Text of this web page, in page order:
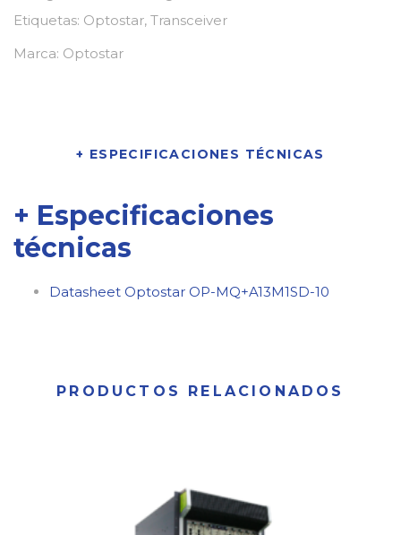
Etiquetas: Optostar, Transceiver
Marca: Optostar
+ ESPECIFICACIONES TÉCNICAS
+ Especificaciones
técnicas
Datasheet Optostar OP-MQ+A13M1SD-10
PRODUCTOS RELACIONADOS